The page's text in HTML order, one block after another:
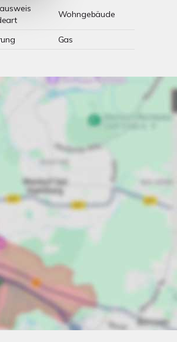
Wohngebäude
Gas